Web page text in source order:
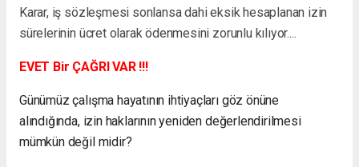
Karar, iş sözleşmesi sonlansa dahi eksik hesaplanan izin
sürelerinin ücret olarak ödenmesini zorunlu kılıyor....
EVET Bir ÇAĞRI VAR !!!
Günümüz çalışma hayatının ihtiyaçları göz önüne
alındığında, izin haklarının yeniden değerlendirilmesi
mümkün değil midir?